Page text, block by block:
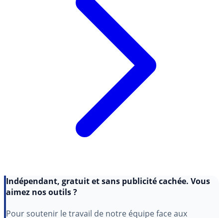
aimez nos outils ?